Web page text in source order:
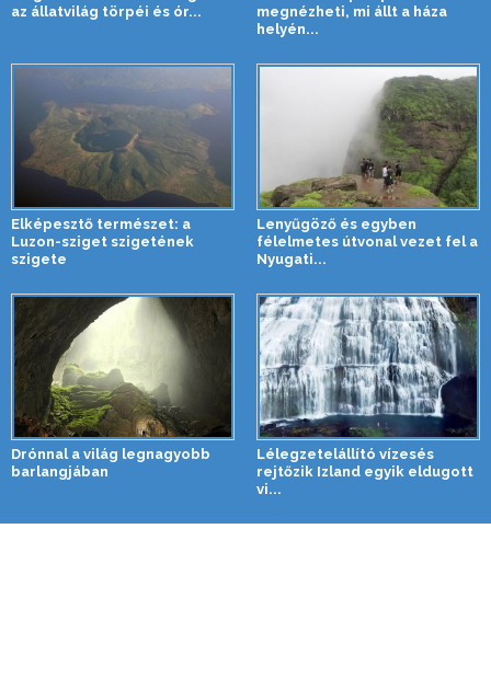
az állatvilág törpéi és ór...
megnézheti, mi állt a háza
helyén...
Elképesztő természet: a
Luzon-sziget szigetének
szigete
Lenyűgöző és egyben
félelmetes útvonal vezet fel a
Nyugati...
Drónnal a világ legnagyobb
barlangjában
Lélegzetelállító vízesés
rejtőzik Izland egyik eldugott
vi...